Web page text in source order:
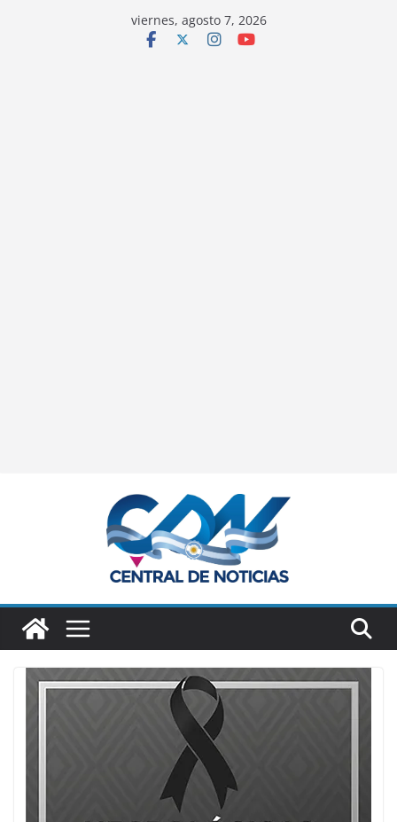
viernes, agosto 7, 2026